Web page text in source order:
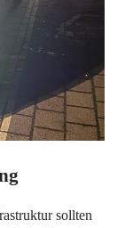
sollten